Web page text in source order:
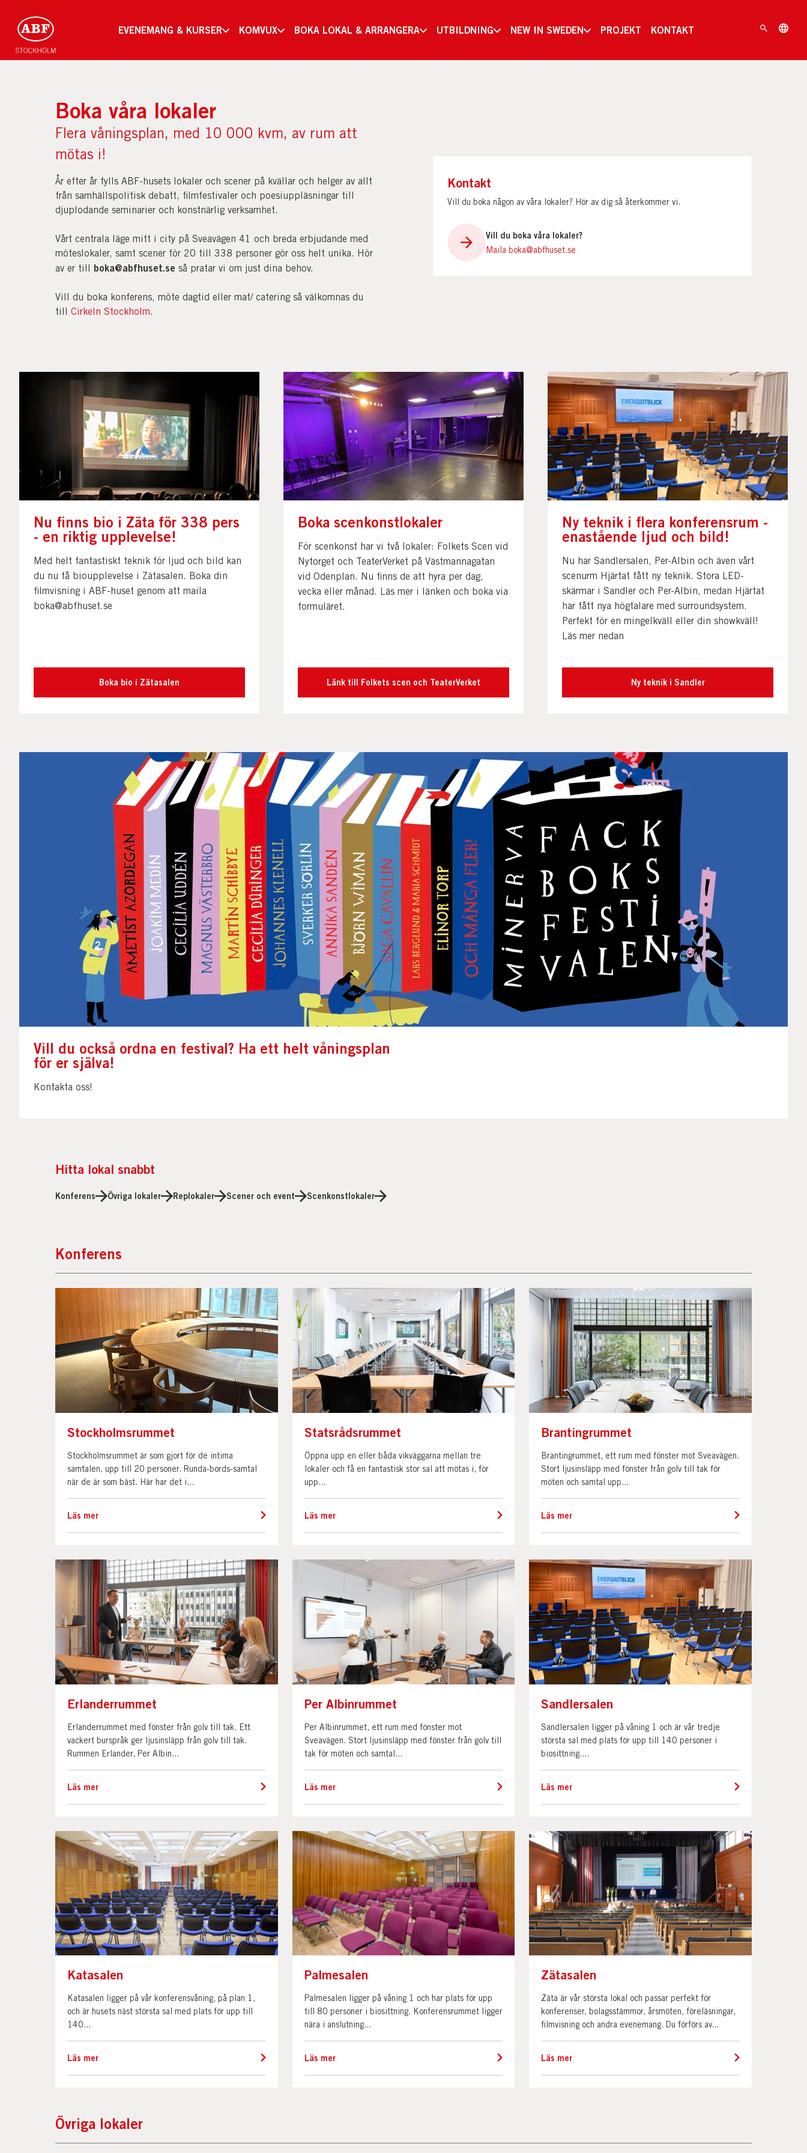
EVENEMANG & KURSER KOMVUX BOKA LOKAL & ARRANGERA UTBILDNING NEW IN SWEDEN PROJEKT KONTAKT
Boka våra lokaler
Flera våningsplan, med 10 000 kvm, av rum att
mötas i!
År efter år fylls ABF-husets lokaler och scener på kvällar och helger av allt
från samhällspolitisk debatt, filmfestivaler och poesiuppläsningar till
djuplodande seminarier och konstnärlig verksamhet.
Vårt centrala läge mitt i city på Sveavägen 41 och breda erbjudande med
möteslokaler, samt scener för 20 till 338 personer gör oss helt unika. Hör
av er till boka@abfhuset.se så pratar vi om just dina behov.
Vill du boka konferens, möte dagtid eller mat/ catering så välkomnas du
till Cirkeln Stockholm.
Kontakt
Vill du boka någon av våra lokaler? Hör av dig så återkommer vi.
Vill du boka våra lokaler?
Maila boka@abfhuset.se
Nu finns bio i Zäta för 338 pers
- en riktig upplevelse!
Med helt fantastiskt teknik för ljud och bild kan
du nu få bioupplevelse i Zätasalen. Boka din
filmvisning i ABF-huset genom att maila
boka@abfhuset.se
Boka bio i Zätasalen
Boka scenkonstlokaler
För scenkonst har vi två lokaler: Folkets Scen vid
Nytorget och TeaterVerket på Västmannagatan
vid Odenplan. Nu finns de att hyra per dag,
vecka eller månad. Läs mer i länken och boka via
formuläret.
Länk till Folkets scen och TeaterVerket
Ny teknik i flera konferensrum -
enastående ljud och bild!
Nu har Sandlersalen, Per-Albin och även vårt
scenurm Hjärtat fått ny teknik. Stora LED-
skärmar i Sandler och Per-Albin, medan Hjärtat
har fått nya högtalare med surroundsystem.
Perfekt för en mingelkväll eller din showkväll!
Läs mer nedan
Ny teknik i Sandler
Vill du också ordna en festival? Ha ett helt våningsplan
för er själva!
Kontakta oss!
Hitta lokal snabbt
Konferens Övriga lokaler Replokaler Scener och event Scenkonstlokaler
Konferens
Stockholmsrummet
Stockholmsrummet är som gjort för de intima
samtalen, upp till 20 personer. Runda-bords-samtal
när de är som bäst. Här har det i...
Läs mer
Statsrådsrummet
Öppna upp en eller båda vikväggarna mellan tre
lokaler och få en fantastisk stor sal att mötas i, för
upp...
Läs mer
Brantingrummet
Brantingrummet, ett rum med fönster mot Sveavägen.
Stort ljusinsläpp med fönster från golv till tak för
möten och samtal upp...
Läs mer
Erlanderrummet
Erlanderrummet med fönster från golv till tak. Ett
vackert burspråk ger ljusinsläpp från golv till tak.
Rummen Erlander, Per Albin...
Läs mer
Per Albinrummet
Per Albinrummet, ett rum med fönster mot
Sveavägen. Stort ljusinsläpp med fönster från golv till
tak för möten och samtal...
Läs mer
Sandlersalen
Sandlersalen ligger på våning 1 och är vår tredje
största sal med plats för upp till 140 personer i
biosittning....
Läs mer
Katasalen
Katasalen ligger på vår konferensvåning, på plan 1,
och är husets näst största sal med plats för upp till
140...
Läs mer
Palmesalen
Palmesalen ligger på våning 1 och har plats för upp
till 80 personer i biosittning. Konferensrummet ligger
nära i anslutning...
Läs mer
Zätasalen
Zäta är vår största lokal och passar perfekt för
konferenser, bolagsstämmor, årsmöten, föreläsningar,
filmvisning och andra evenemang. Du förförs av...
Läs mer
Övriga lokaler